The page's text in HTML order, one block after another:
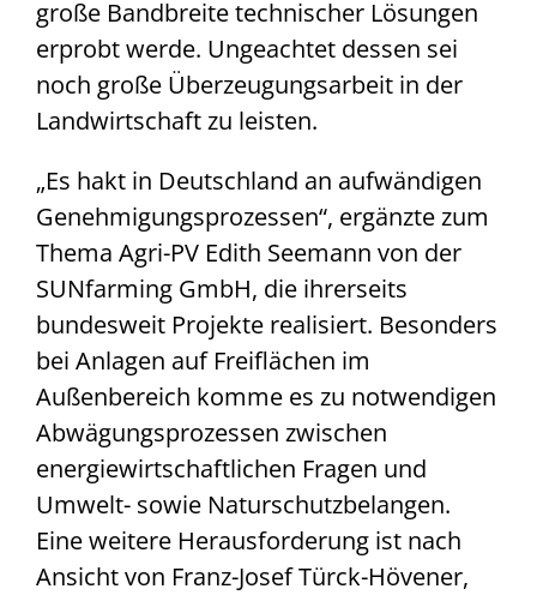
große Bandbreite technischer Lösungen
erprobt werde. Ungeachtet dessen sei
noch große Überzeugungsarbeit in der
Landwirtschaft zu leisten.
„Es hakt in Deutschland an aufwändigen
Genehmigungsprozessen“, ergänzte zum
Thema Agri-PV Edith Seemann von der
SUNfarming GmbH, die ihrerseits
bundesweit Projekte realisiert. Besonders
bei Anlagen auf Freiflächen im
Außenbereich komme es zu notwendigen
Abwägungsprozessen zwischen
energiewirtschaftlichen Fragen und
Umwelt- sowie Naturschutzbelangen.
Eine weitere Herausforderung ist nach
Ansicht von Franz-Josef Türck-Hövener,